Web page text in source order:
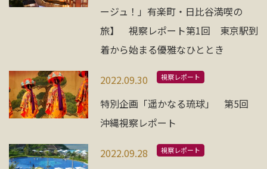
ージュ！」有楽町・日比谷満喫の
旅】 視察レポート第1回 東京駅到
着から始まる優雅なひととき
2022.09.30 視察レポート
特別企画「遥かなる琉球」 第5回
沖縄視察レポート
2022.09.28 視察レポート